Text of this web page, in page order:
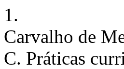
1.
Carvalho de
C. Práticas